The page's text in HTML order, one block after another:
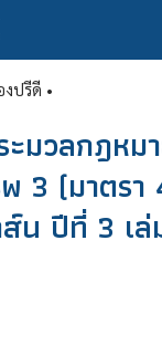
งปรีดี •
ะมวลกฎห
3 (มาตรา
น ปีที่ 3 เ